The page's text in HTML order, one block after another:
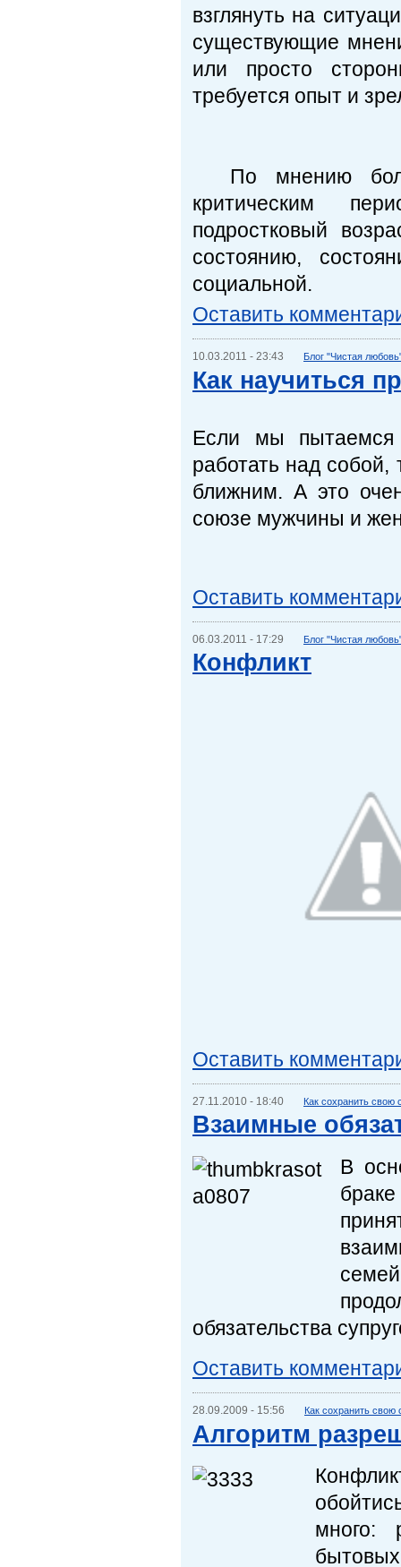
взглянуть на
существующие
или просто
требуется опыт и
По мнению
критическим
подростковый
состоянию,
социальной.
Оставить
10.03.2011 - 23:43 Блог "Чистая
Как научиться
Если мы пытаемся
работать над
ближним. А это
союзе мужчины и
Оставить
06.03.2011 - 17:29 Блог "Чистая
Конфликт
Оставить
27.11.2010 - 18:40 Как сохранить
Взаимные
В
обязательства
Оставить
28.09.2009 - 15:56 Как сохранить
Алгоритм
много: